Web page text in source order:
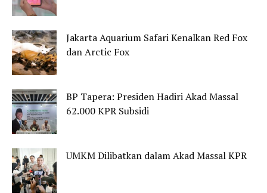
Jakarta Aquarium Safari Kenalkan Red Fox
dan Arctic Fox
BP Tapera: Presiden Hadiri Akad Massal
62.000 KPR Subsidi
UMKM Dilibatkan dalam Akad Massal KPR